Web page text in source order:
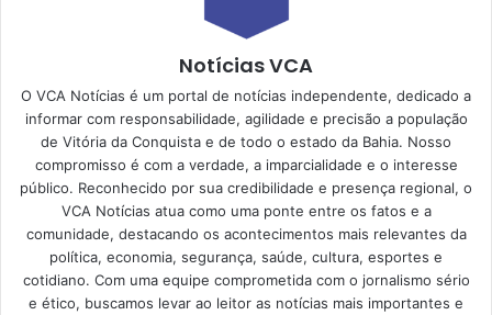
Notícias VCA
O VCA Notícias é um portal de notícias independente, dedicado a
informar com responsabilidade, agilidade e precisão a população
de Vitória da Conquista e de todo o estado da Bahia. Nosso
compromisso é com a verdade, a imparcialidade e o interesse
público. Reconhecido por sua credibilidade e presença regional, o
VCA Notícias atua como uma ponte entre os fatos e a
comunidade, destacando os acontecimentos mais relevantes da
política, economia, segurança, saúde, cultura, esportes e
cotidiano. Com uma equipe comprometida com o jornalismo sério
e ético, buscamos levar ao leitor as notícias mais importantes e